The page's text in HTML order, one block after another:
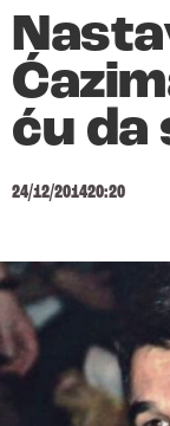
ću da
24/12/201420:20